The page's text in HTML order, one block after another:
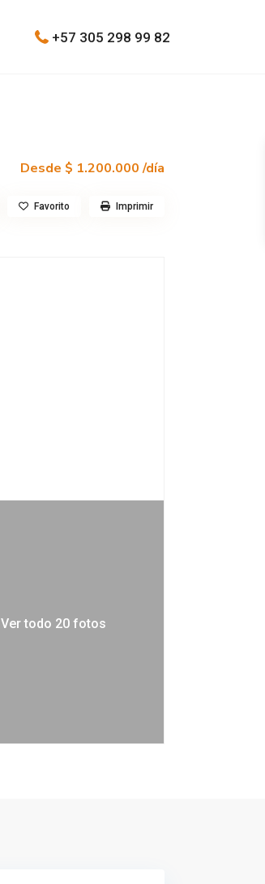
+57 305 298 99 82
Desde $ 1.200.000/día
Favorito Imprimir
Ver todo 20 fotos